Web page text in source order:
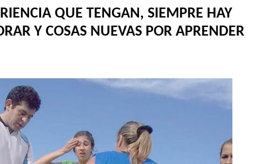
QUE TENGAN, SIEMPRE HAY
Y COSAS NUEVAS POR APRENDER